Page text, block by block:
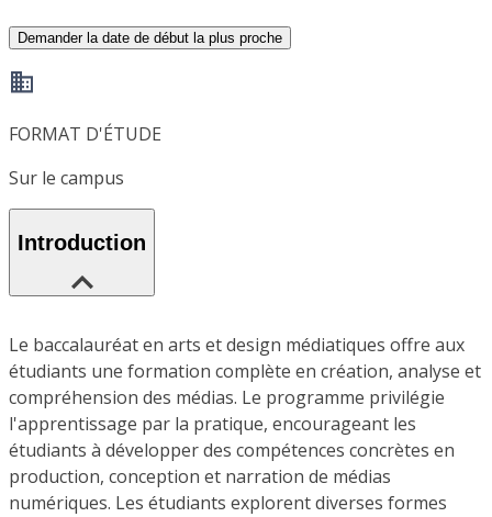
Demander la date de début la plus proche
FORMAT D'ÉTUDE
Sur le campus
Introduction
Le baccalauréat en arts et design médiatiques offre aux
étudiants une formation complète en création, analyse et
compréhension des médias. Le programme privilégie
l'apprentissage par la pratique, encourageant les
étudiants à développer des compétences concrètes en
production, conception et narration de médias
numériques. Les étudiants explorent diverses formes